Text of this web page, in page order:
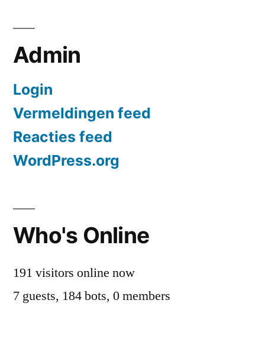
Admin
Login
Vermeldingen feed
Reacties feed
WordPress.org
Who's Online
191 visitors online now
7 guests, 184 bots, 0 members